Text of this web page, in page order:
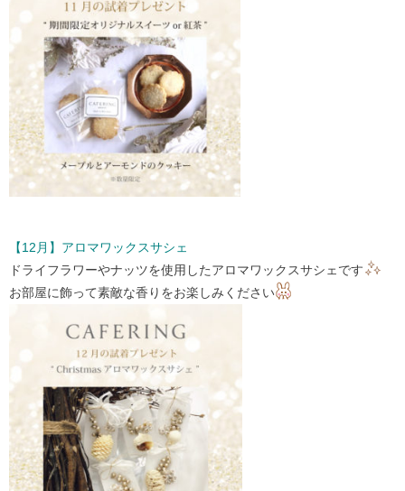
【12月】アロマワックスサシェ
ドライフラワーやナッツを使用したアロマワックスサシェです
お部屋に飾って素敵な香りをお楽しみください